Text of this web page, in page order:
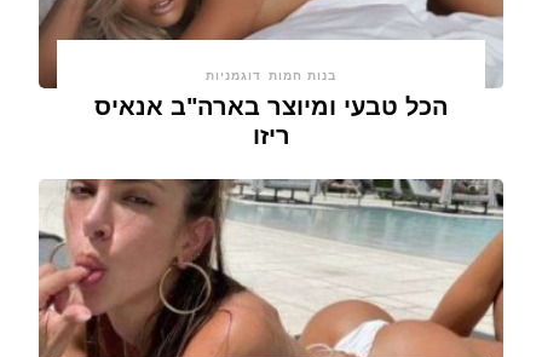
בנות חמות דוגמניות
הכל טבעי ומיוצר בארה"ב אנאיס
ריזו